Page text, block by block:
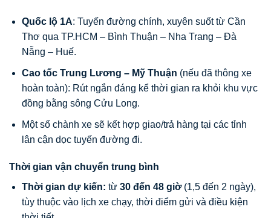
Quốc lộ 1A: Tuyến đường chính, xuyên suốt từ Cần
Thơ qua TP.HCM – Bình Thuận – Nha Trang – Đà
Nẵng – Huế.
Cao tốc Trung Lương – Mỹ Thuận (nếu đã thông xe
hoàn toàn): Rút ngắn đáng kể thời gian ra khỏi khu vực
đồng bằng sông Cửu Long.
Một số chành xe sẽ kết hợp giao/trả hàng tại các tỉnh
lân cận dọc tuyến đường đi.
Thời gian vận chuyển trung bình
Thời gian dự kiến: từ 30 đến 48 giờ(1,5 đến 2 ngày),
tùy thuộc vào lịch xe chạy, thời điểm gửi và điều kiện